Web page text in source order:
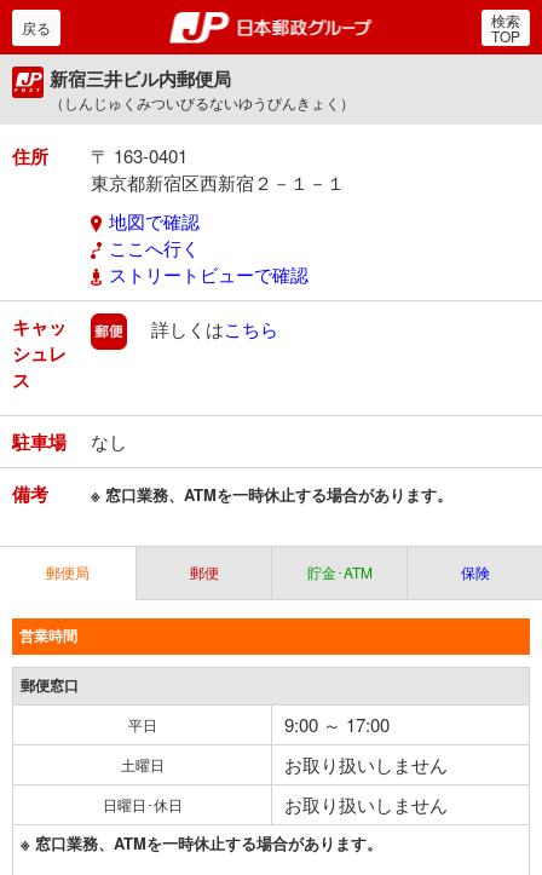
郵便局・日本郵政グルー
戻る 検索
TOP
新宿三井ビル内郵便局
（しんじゅくみついびるないゆうびんきょく）
住所
〒 163-0401
東京都新宿区西新宿２－１－１
地図で確認
ここへ行く
ストリートビューで確認
キャッ
シュレ
ス
郵便
詳しくはこちら
駐車場 なし
備考 ※ 窓口業務、ATMを一時休止する場合があります。
郵便局 郵便 貯金･ATM 保険
営業時間
郵便窓口
平日 9:00 ～ 17:00
土曜日 お取り扱いしません
日曜日･休日 お取り扱いしません
※ 窓口業務、ATMを一時休止する場合があります。